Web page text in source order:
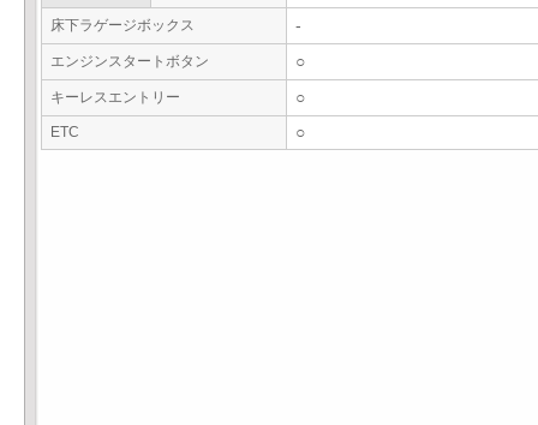
床下ラゲージボックス -
エンジンスタートボタン ○
キーレスエントリー ○
ETC ○